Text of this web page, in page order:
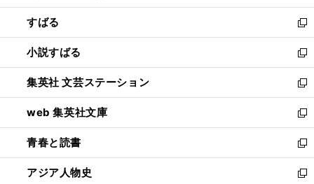
開
く
ウ
で
開
く
ン
ド
ウ
で
開
く
すばる
新
し
い
ウ
ィ
ン
ド
ウ
で
開
く
小説すばる
新
し
い
ウ
ィ
ン
ド
ウ
で
集英社 文芸ステーション
新
し
い
ウ
ィ
ン
ド
web 集英社文庫
新
し
い
ウ
ィ
青春と読書
新
し
い
アジア人物史
新